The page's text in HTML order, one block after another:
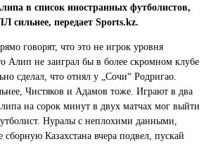
в список иностранных футболистов,
сильнее, передает Sports.kz.
говорят, что это не игрок уровня
Алип не заиграл бы в более скромном клубе
сделал, что отнял у „Сочи“ Родригао.
Чистяков и Адамов тоже. Играют в два
на сорок минут в двух матчах мог выйти
Нуралы с неплохими данными,
Казахстана вчера подвел, пускай